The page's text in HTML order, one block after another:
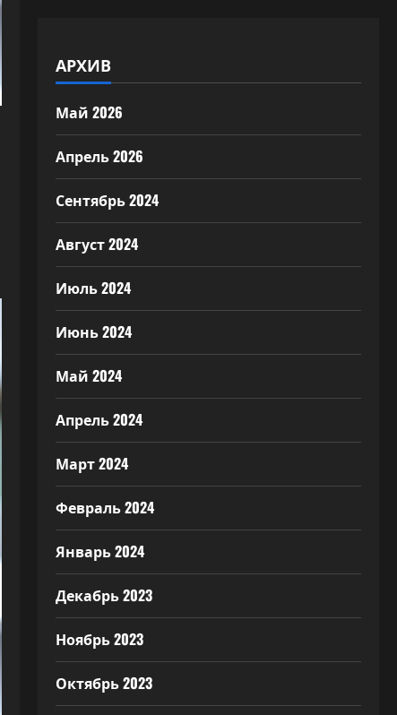
АРХИВ
Май 2026
Апрель 2026
Сентябрь 2024
Август 2024
Июль 2024
Июнь 2024
Май 2024
Апрель 2024
Март 2024
Февраль 2024
Январь 2024
Декабрь 2023
Ноябрь 2023
Октябрь 2023